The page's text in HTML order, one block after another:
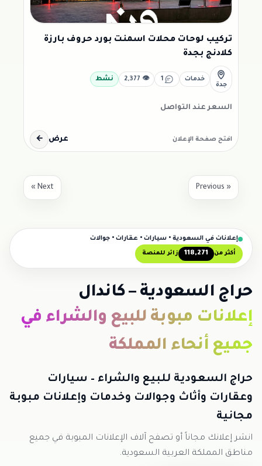
تركيب لوحات محلات اسمنت بورد حروف بارزة
كلادنج بجدة
جدة
خدمات 1
👁 2,377 نشط
السعر عند التواصل
افتح صفحة الإعلان عرض ←
« Previous
Next »
إعلانات في السعودية • سيارات • عقارات • جوالات
أكثر من 118,271 زائر للمنصة
حراج السعودية – كاندال
إعلانات مبوبة للبيع والشراء في
جميع أنحاء المملكة
حراج السعودية للبيع والشراء – سيارات
وعقارات وأثاث وجوالات وخدمات وإعلانات مبوبة
مجانية
انشر إعلانك مجاناً أو تصفح آلاف الإعلانات المبوبة في جميع
مناطق المملكة العربية السعودية.